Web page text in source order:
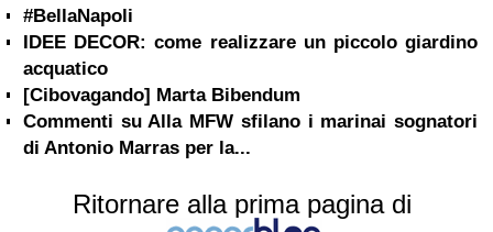
#BellaNapoli
IDEE DECOR: come realizzare un piccolo giardino
acquatico
[Cibovagando] Marta Bibendum
Commenti su Alla MFW sfilano i marinai sognatori
di Antonio Marras per la...
Ritornare alla prima pagina di